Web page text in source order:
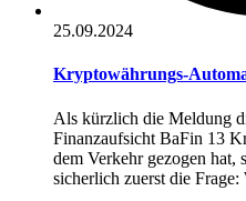
25.09.2024
Kryptowährungs-
Als kürzlich die Meldung
Finanzaufsicht BaFin 13
dem Verkehr gezogen hat,
sicherlich zuerst die